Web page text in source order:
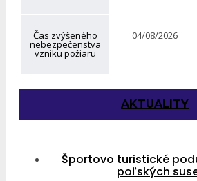
Čas zvýšeného
nebezpečenstva
vzniku požiaru
04/08/2026
AKTUALITY
Športovo turistické
poľských